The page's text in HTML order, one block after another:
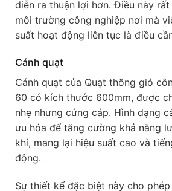
diễn ra thuận lợi hơn. Điều này
môi trường công nghiệp nơi mà
suất hoạt động liên tục là điều
Cánh quạt
Cánh quạt của Quạt thông gió
60 có kích thước 600mm, được
nhẹ nhưng cứng cáp. Hình dạng
ưu hóa để tăng cường khả năng
khí, mang lại hiệu suất cao và
động.
Sự thiết kế đặc biệt này cho